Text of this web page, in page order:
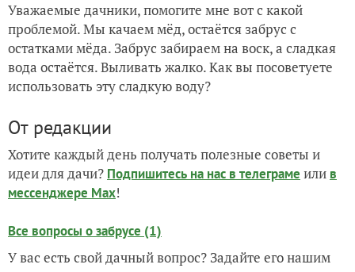
Уважаемые дачники, помогите мне вот с какой
проблемой. Мы качаем мёд, остаётся забрус с
остатками мёда. Забрус забираем на воск, а сладкая
вода остаётся. Выливать жалко. Как вы посоветуете
использовать эту сладкую воду?
От редакции
Хотите каждый день получать полезные советы и
идеи для дачи? Подпишитесь на нас в телеграме или в
мессенджере Max!
Все вопросы о забрусе (1)
У вас есть свой дачный вопрос? Задайте его нашим